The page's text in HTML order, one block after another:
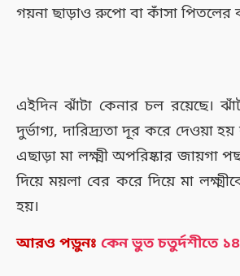
গয়না ছাড়াও রুপো বা কাঁসা পিতলের
এইদিন ঝাঁটা কেনার চল রয়েছে।
দুর্ভাগ্য, দারিদ্র্যতা দূর করে দেওয়া
এছাড়া মা লক্ষ্মী অপরিষ্কার জায়গা
দিয়ে ময়লা বের করে দিয়ে মা
হয়।
আরও পড়ুনঃ কেন ভুত চতুর্দশীতে